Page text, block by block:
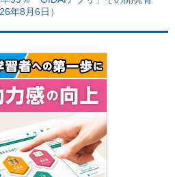
年8月6日）